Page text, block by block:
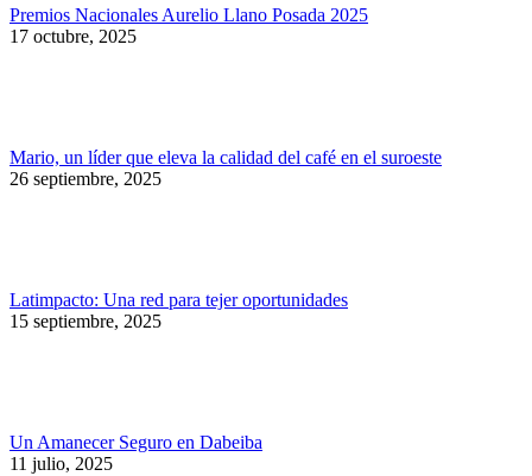
Premios Nacionales Aurelio Llano Posada 2025
17 octubre, 2025
Mario, un líder que eleva la calidad del café en el suroeste
26 septiembre, 2025
Latimpacto: Una red para tejer oportunidades
15 septiembre, 2025
Un Amanecer Seguro en Dabeiba
11 julio, 2025